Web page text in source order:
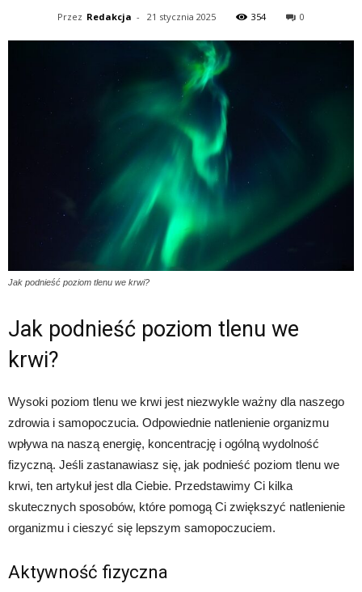
Przez Redakcja - 21 stycznia 2025 354 0
Jak podnieść poziom tlenu we krwi?
Jak podnieść poziom tlenu we
krwi?
Wysoki poziom tlenu we krwi jest niezwykle ważny dla naszego
zdrowia i samopoczucia. Odpowiednie natlenienie organizmu
wpływa na naszą energię, koncentrację i ogólną wydolność
fizyczną. Jeśli zastanawiasz się, jak podnieść poziom tlenu we
krwi, ten artykuł jest dla Ciebie. Przedstawimy Ci kilka
skutecznych sposobów, które pomogą Ci zwiększyć natlenienie
organizmu i cieszyć się lepszym samopoczuciem.
Aktywność fizyczna